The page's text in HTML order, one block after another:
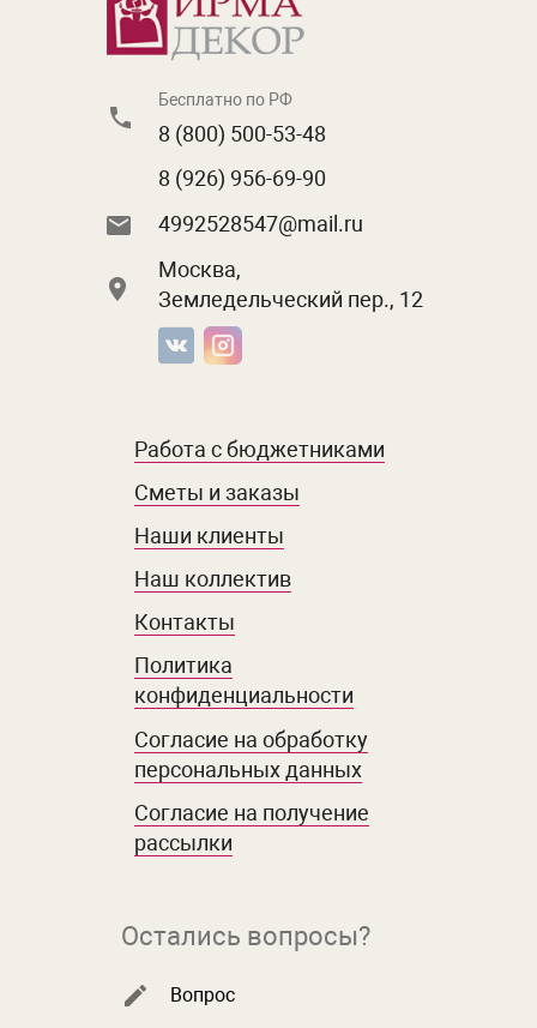
Бесплатно по РФ
8 (800) 500-53-48
8 (926) 956-69-90
4992528547@mail.ru
Москва,
Земледельческий пер., 12
Работа с бюджетниками
Сметы и заказы
Наши клиенты
Наш коллектив
Контакты
Политика
конфиденциальности
Согласие на обработку
персональных данных
Согласие на получение
рассылки
Остались вопросы?
Вопрос